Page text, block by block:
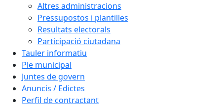
Altres administracions
Pressupostos i plantilles
Resultats electorals
Participació ciutadana
Tauler informatiu
Ple municipal
Juntes de govern
Anuncis / Edictes
Perfil de contractant